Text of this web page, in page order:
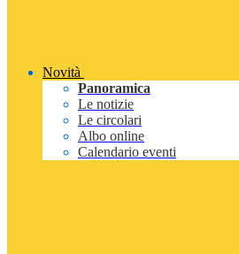
Novità
Panoramica
Le notizie
Le circolari
Albo online
Calendario eventi